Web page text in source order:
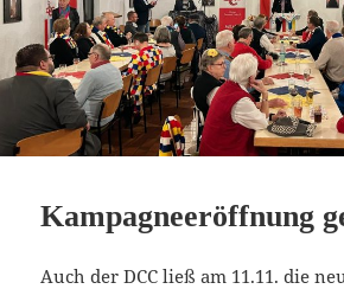
Kampagneeröffnung
Auch der DCC ließ am 11.11. die